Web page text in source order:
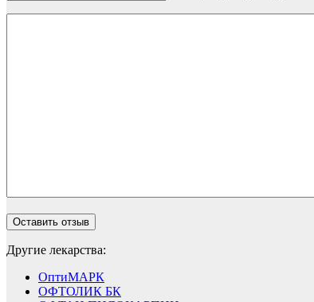
Другие лекарства:
ОптиМАРК
ОФТОЛИК БК